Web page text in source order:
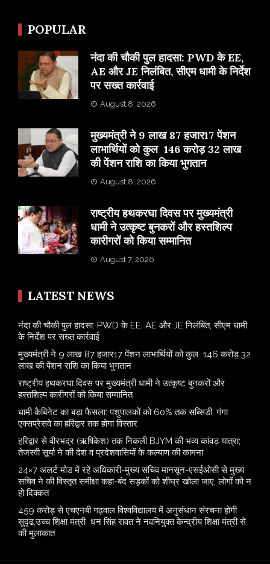
POPULAR
नंदा की चौकी पुल हादसा: PWD के EE,
AE और JE निलंबित, सीएम धामी के निर्देश
पर सख्त कार्रवाई
August 8, 2026
मुख्यमंत्री ने 9 लाख 87 हजार17 पेंशन
लाभार्थियों को कुल 146 करोड़ 32 लाख
की पेंशन राशि का किया भुगतान
August 8, 2026
राष्ट्रीय हथकरघा दिवस पर मुख्यमंत्री
धामी ने उत्कृष्ट बुनकरों और हस्तशिल्प
कारीगरों को किया सम्मानित
August 7, 2026
LATEST NEWS
नंदा की चौकी पुल हादसा: PWD के EE, AE और JE निलंबित, सीएम धामी
के निर्देश पर सख्त कार्रवाई
मुख्यमंत्री ने 9 लाख 87 हजार17 पेंशन लाभार्थियों को कुल 146 करोड़ 32
लाख की पेंशन राशि का किया भुगतान
राष्ट्रीय हथकरघा दिवस पर मुख्यमंत्री धामी ने उत्कृष्ट बुनकरों और
हस्तशिल्प कारीगरों को किया सम्मानित
​धामी कैबिनेट का बड़ा फैसला: पशुपालकों को 60% तक सब्सिडी, गंगा
एक्सप्रेसवे का हरिद्वार तक होगा विस्तार
​हरिद्वार से वीरभद्र (ऋषिकेश) तक निकली BJYM की भव्य कांवड़ यात्रा;
तेजस्वी सूर्या ने की देश व प्रदेशवासियों के कल्याण की कामना
24×7 अलर्ट मोड में रहें अधिकारी-मुख्य सचिव मानसून-एसईओसी से मुख्य
सचिव ने की विस्तृत समीक्षा कहा-बंद सड़कों को शीघ्र खोला जाए, लोगों को न
हो दिक्कत
459 करोड़ से एचएनबी गढ़वाल विश्वविद्यालय में अनुसंधान संरचना होगी
सुदृढ,उच्च शिक्षा मंत्री धन सिंह रावत ने नवनियुक्त केन्द्रीय शिक्षा मंत्री से
की मुलाकात